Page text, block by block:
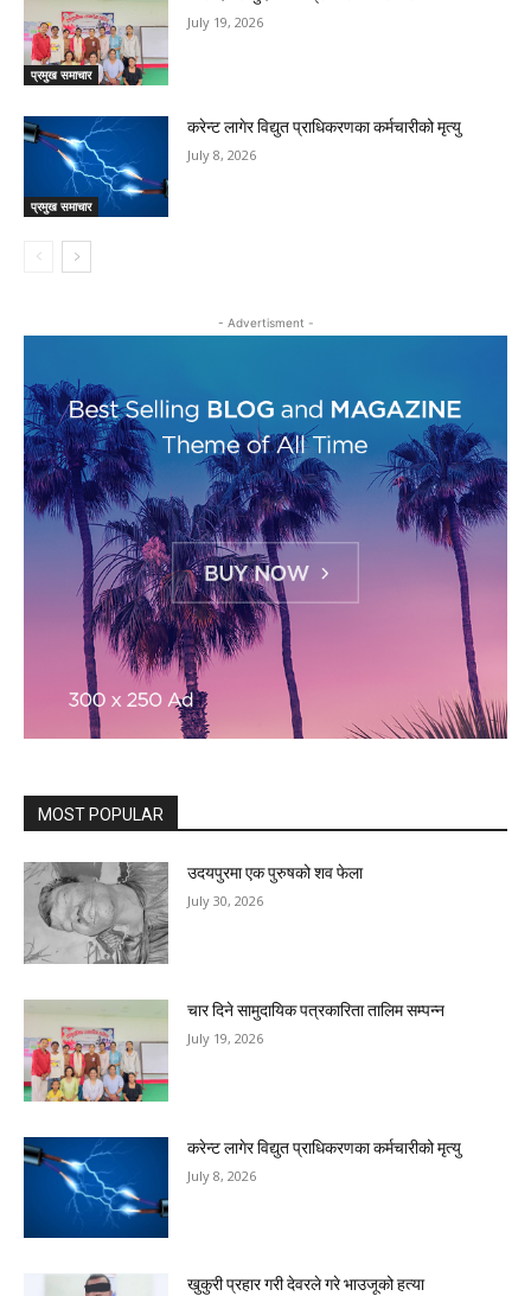
प्रमुख समाचार
July 19, 2026
प्रमुख समाचार
करेन्ट लागेर विद्युत प्राधिकरणका कर्मचारीको मृत्यु
July 8, 2026
- Advertisment -
MOST POPULAR
उदयपुरमा एक पुरुषको शव फेला
July 30, 2026
चार दिने सामुदायिक पत्रकारिता तालिम सम्पन्न
July 19, 2026
करेन्ट लागेर विद्युत प्राधिकरणका कर्मचारीको मृत्यु
July 8, 2026
खुकुरी प्रहार गरी देवरले गरे भाउजूको हत्या